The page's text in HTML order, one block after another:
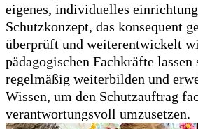
eigenes, individuelles
Schutzkonzept, das konsequent
überprüft und weiterentwickelt
pädagogischen Fachkräfte lassen
regelmäßig weiterbilden und
Wissen, um den Schutzauftrag
verantwortungsvoll umzusetzen.